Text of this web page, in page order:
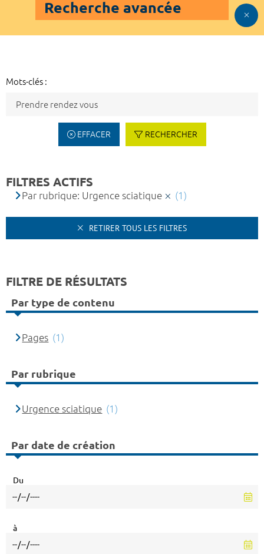
Recherche avancée
Mots-clés :
EFFACER RECHERCHER
FILTRES ACTIFS
Par rubrique: Urgence sciatique (1)
RETIRER TOUS LES FILTRES
FILTRE DE RÉSULTATS
Par type de contenu
Pages (1)
Par rubrique
Urgence sciatique (1)
Par date de création
Du
à